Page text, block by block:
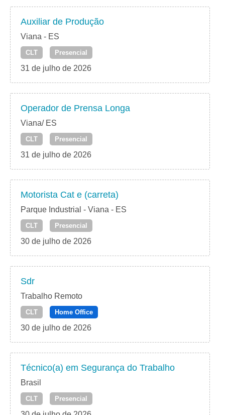
Auxiliar de Produção
Viana - ES
CLT Presencial
31 de julho de 2026
Operador de Prensa Longa
Viana/ ES
CLT Presencial
31 de julho de 2026
Motorista Cat e (carreta)
Parque Industrial - Viana - ES
CLT Presencial
30 de julho de 2026
Sdr
Trabalho Remoto
CLT Home Office
30 de julho de 2026
Técnico(a) em Segurança do Trabalho
Brasil
CLT Presencial